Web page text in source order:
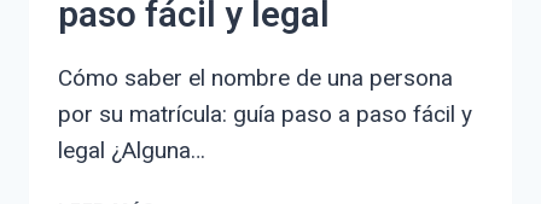
paso fácil y legal
Cómo saber el nombre de una persona
por su matrícula: guía paso a paso fácil y
legal ¿Alguna…